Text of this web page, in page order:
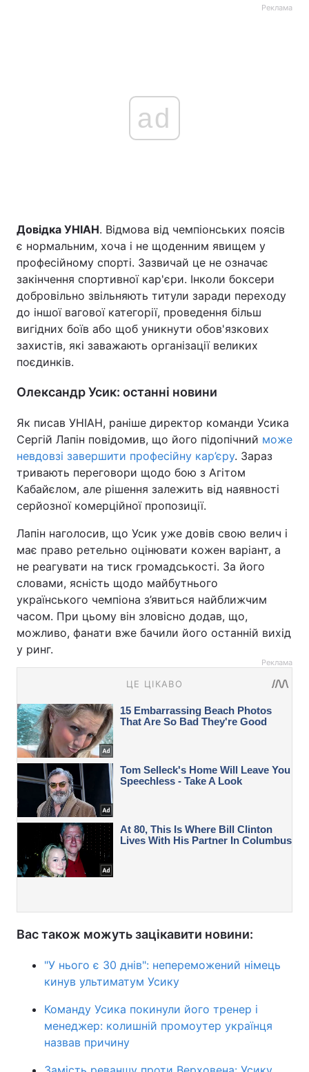
Реклама
ad
Довідка УНІАН. Відмова від чемпіонських поясів
є нормальним, хоча і не щоденним явищем у
професійному спорті. Зазвичай це не означає
закінчення спортивної кар'єри. Інколи боксери
добровільно звільняють титули заради переходу
до іншої вагової категорії, проведення більш
вигідних боїв або щоб уникнути обов'язкових
захистів, які заважають організації великих
поєдинків.
Олександр Усик: останні новини
Як писав УНІАН, раніше директор команди Усика
Сергій Лапін повідомив, що його підопічний може
невдовзі завершити професійну кар’єру. Зараз
тривають переговори щодо бою з Агітом
Кабайєлом, але рішення залежить від наявності
серйозної комерційної пропозиції.
Лапін наголосив, що Усик уже довів свою велич і
має право ретельно оцінювати кожен варіант, а
не реагувати на тиск громадськості. За його
словами, ясність щодо майбутнього
українського чемпіона з’явиться найближчим
часом. При цьому він зловісно додав, що,
можливо, фанати вже бачили його останній вихід
у ринг.
Реклама
Вас також можуть зацікавити новини:
"У нього є 30 днів": непереможений німець
кинув ультиматум Усику
Команду Усика покинули його тренер і
менеджер: колишній промоутер українця
назвав причину